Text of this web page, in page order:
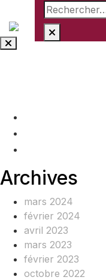
Aller
au
contenu
Rechercher :
Archives
mars 2024
février 2024
avril 2023
mars 2023
février 2023
octobre 2022